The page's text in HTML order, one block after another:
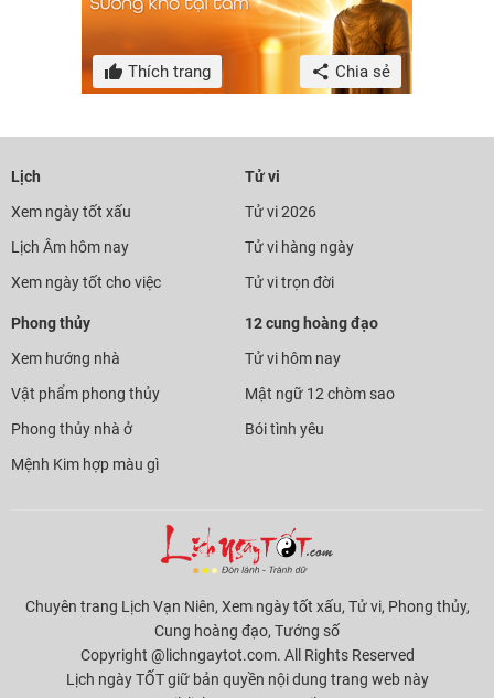
Thích trang Chia sẻ
Lịch
Xem ngày tốt xấu
Lịch Âm hôm nay
Xem ngày tốt cho việc
Tử vi
Tử vi 2026
Tử vi hàng ngày
Tử vi trọn đời
Phong thủy
Xem hướng nhà
Vật phẩm phong thủy
Phong thủy nhà ở
Mệnh Kim hợp màu gì
12 cung hoàng đạo
Tử vi hôm nay
Mật ngữ 12 chòm sao
Bói tình yêu
Chuyên trang Lịch Vạn Niên, Xem ngày tốt xấu, Tử vi, Phong thủy,
Cung hoàng đạo, Tướng số
Copyright @lichngaytot.com. All Rights Reserved
Lịch ngày TỐT giữ bản quyền nội dung trang web này